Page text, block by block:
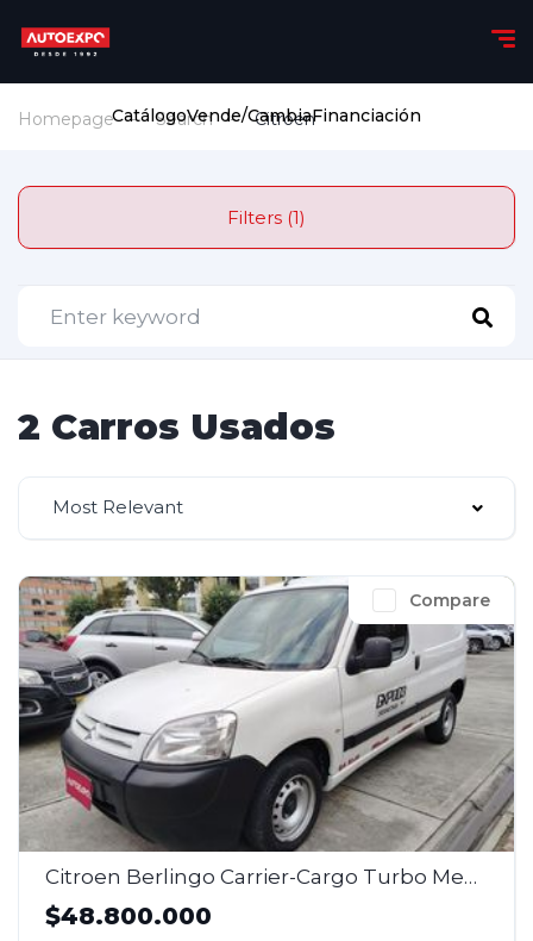
CatálogoVende/CambiaFinanciación
Homepage Search Citroen
Filters (1)
2 Carros Usados
Most Relevant
Compare
Citroen Berlingo Carrier-Cargo Turbo Mec 1,6 Diesel 4x2 2 p. 2019
$48.800.000